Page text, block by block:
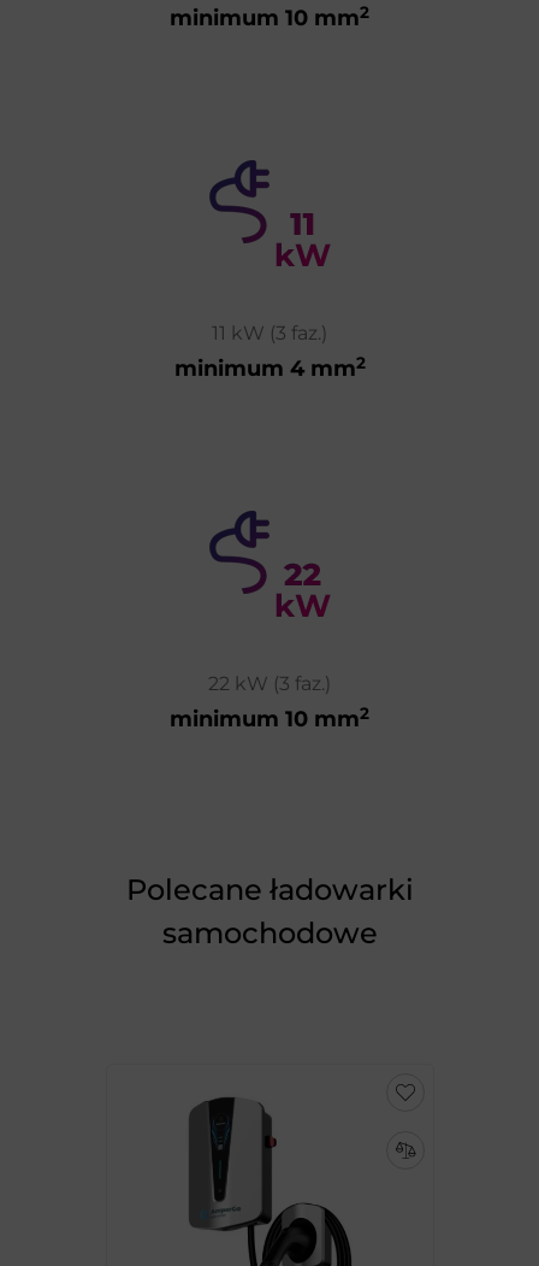
minimum 10 mm2
11 kW (3 faz.)
minimum 4 mm2
22 kW (3 faz.)
minimum 10 mm2
Polecane ładowarki
samochodowe